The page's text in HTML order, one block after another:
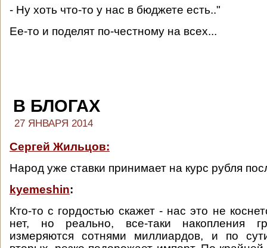
- Ну хоть что-то у нас в бюджете есть.."
Ее-то и поделят по-честному на всех...
В БЛОГАХ
27 ЯНВАРЯ 2014
Сергей Жильцов:
Народ уже ставки принимает на курс рубля
kyemeshin:
Кто-то с гордостью скажет - нас это не
нет, но реально, все-таки накопления
измеряются сотнями миллиардов, и по